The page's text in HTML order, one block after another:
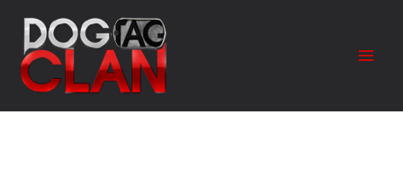
para
conteúdo